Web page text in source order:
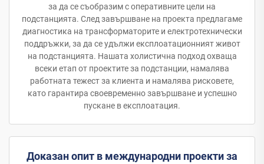
за да се съобразим с оперативните цели на
подстанцията. След завършване на проекта предлагаме
диагностика на трансформаторите и електротехнически
поддръжки, за да се удължи експлоатационният живот
на подстанцията. Нашата холистична подход охваща
всеки етап от проектите за подстанции, намалява
работната тежест за клиента и намалява рисковете,
като гарантира своевременно завършване и успешно
пускане в експлоатация.
Доказан опит в международни проекти за